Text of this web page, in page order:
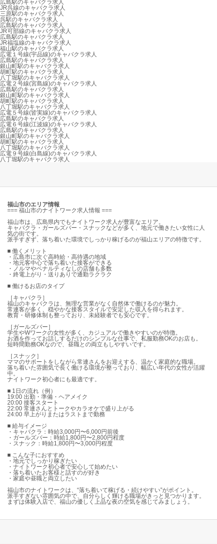
広島駅のキャバクラ求人
JR呉線のキャバクラ求人
三原駅のキャバクラ求人
呉駅のキャバクラ求人
広島駅のキャバクラ求人
JR可部線のキャバクラ求人
広島駅のキャバクラ求人
JR福塩線のキャバクラ求人
福山駅のキャバクラ求人
広電１号線(宇品線)のキャバクラ求人
広島駅のキャバクラ求人
銀山町駅のキャバクラ求人
胡町駅のキャバクラ求人
八丁堀駅のキャバクラ求人
広電２号線(宮島線)のキャバクラ求人
広島駅のキャバクラ求人
銀山町駅のキャバクラ求人
胡町駅のキャバクラ求人
八丁堀駅のキャバクラ求人
広電５号線(皆実線)のキャバクラ求人
広島駅のキャバクラ求人
広電６号線(江波線)のキャバクラ求人
広島駅のキャバクラ求人
銀山町駅のキャバクラ求人
胡町駅のキャバクラ求人
八丁堀駅のキャバクラ求人
広電９号線(白島線)のキャバクラ求人
八丁堀駅のキャバクラ求人
福山市のエリア情報
=== 福山市のナイトワーク求人情報 ===
福山市は、広島県内でもナイトワーク求人が豊富なエリア。
キャバクラ・ガールズバー・スナックなどが多く、地元で働きたい女性に人
気の街です。
派手すぎず、落ち着いた環境でしっかり稼げるのが福山エリアの特徴です。
■ 働くメリット
・広島市に次ぐ高時給・高待遇の地域
・地元客中心で落ち着いた接客ができる
・ノルマやペナルティなしの店舗も多数
・終電上がり・送りありで通勤ラクラク
■ 働けるお店のタイプ
［キャバクラ］
福山のキャバクラは、無理な営業がなく自然体で働けるのが魅力。
常連客が多く、穏やかな接客スタイルで安定した収入を得られます。
教育・研修体制も整っており、未経験者でも安心です。
［ガールズバー］
学生やWワークの女性が多く、カジュアルで働きやすいのが特徴。
お酒を作ってお話しするだけのシンプルな仕事で、私服勤務OKのお店も。
短時間勤務OKなので、昼職との両立もしやすいです。
［スナック］
ママのサポートをしながら常連さんをお迎えする、温かく家庭的な職場。
落ち着いた雰囲気で長く働ける環境が整っており、幅広い年代の女性が活躍
中。
ナイトワーク初心者にも最適です。
■ 1日の流れ（例）
19:00 出勤・準備・ヘアメイク
20:00 接客スタート
22:00 常連さんとトークやカラオケで盛り上がる
24:00 早上がりまたはラストまで勤務
■ 給与イメージ
・キャバクラ：時給3,000円〜6,000円前後
・ガールズバー：時給1,800円〜2,800円程度
・スナック：時給1,800円〜3,000円程度
■ こんな子におすすめ
・地元でしっかり稼ぎたい
・ナイトワーク初心者で安心して始めたい
・落ち着いたお客様と話すのが好き
・家庭や昼職と両立したい
福山市のナイトワークは、“落ち着いて稼げる・続けやすい”がポイント。
派手すぎない雰囲気の中で、自分らしく輝ける職場がきっと見つかります。
まずは体験入店で、福山の優しく上品な夜の空気を感じてみましょう。